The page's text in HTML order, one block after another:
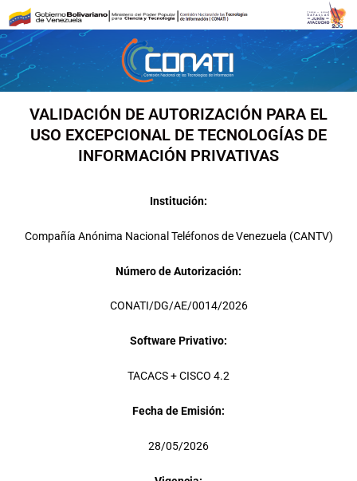
contenido
VALIDACIÓN DE AUTORIZACIÓN PARA EL
USO EXCEPCIONAL DE TECNOLOGÍAS DE
INFORMACIÓN PRIVATIVAS
Institución:
Compañía Anónima Nacional Teléfonos de Venezuela (CANTV)
Número de Autorización:
CONATI/DG/AE/0014/2026
Software Privativo:
TACACS + CISCO 4.2
Fecha de Emisión:
28/05/2026